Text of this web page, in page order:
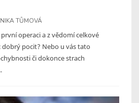
TŮMOVÁ
operaci a z vědomí celkové
pocit? Nebo u vás tato
či dokonce strach